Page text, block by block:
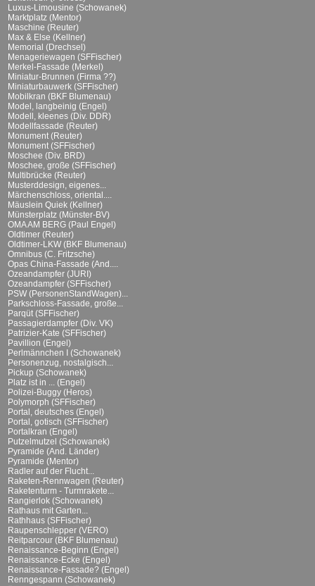
Luxus-Limousine (Schowanek)
Marktplatz (Mentor)
Maschine (Reuter)
Max & Else (Kellner)
Memorial (Drechsel)
Menageriewagen (SFFischer)
Merkel-Fassade (Merkel)
Miniatur-Brunnen (Firma ??)
Miniaturbauwerk (SFFischer)
Mobilkran (BKF Blumenau)
Model, langbeinig (Engel)
Modell, kleenes (Div. DDR)
Modellfassade (Reuter)
Monument (Reuter)
Monument (SFFischer)
Moschee (Div. BRD)
Moschee, große (SFFischer)
Multibrücke (Reuter)
Musterddesign, eigenes...
Märchenschloss, oriental....
Mäuslein Quiek (Kellner)
Münsterplatz (Münster-BV)
OMA AM BERG (Paul Engel)
Oldtimer (Reuter)
Oldtimer-LKW (BKF Blumenau)
Omnibus (C. Fritzsche)
Opas China-Fassade (And....
Ozeandampfer (JURI)
Ozeandampfer (SFFischer)
PSW (PersonenStandWagen)...
Parkschloss-Fassade, große...
Parqüt (SFFischer)
Passagierdampfer (Div. VK)
Patrizier-Kate (SFFischer)
Pavillion (Engel)
Perlmännchen I (Schowanek)
Personenzug, nostalgisch...
Pickup (Schowanek)
Platz ist in ... (Engel)
Polizei-Buggy (Heros)
Polymorph (SFFischer)
Portal, deutsches (Engel)
Portal, gotisch (SFFischer)
Portalkran (Engel)
Putzelmutzel (Schowanek)
Pyramide (And. Länder)
Pyramide (Mentor)
Radler auf der Flucht...
Raketen-Rennwagen (Reuter)
Raketenturm - Turmrakete...
Rangierlok (Schowanek)
Rathaus mit Garten...
Rathhaus (SFFischer)
Raupenschlepper (VERO)
Reitparcour (BKF Blumenau)
Renaissance-Beginn (Engel)
Renaissance-Ecke (Engel)
Renaissance-Fassade? (Engel)
Renngespann (Schowanek)